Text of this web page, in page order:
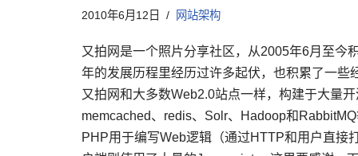
2010年6月12日 网站架构
又拍网是一个照片分享社区，从2005年6月至今
年的发展历程里经历过许多起伏，也积累了一
又拍网和大多数Web2.0站点一样，构建于大量
memcached、redis、Solr、Hadoop和
PHP用于编写Web逻辑（通过HTTP和用户直接